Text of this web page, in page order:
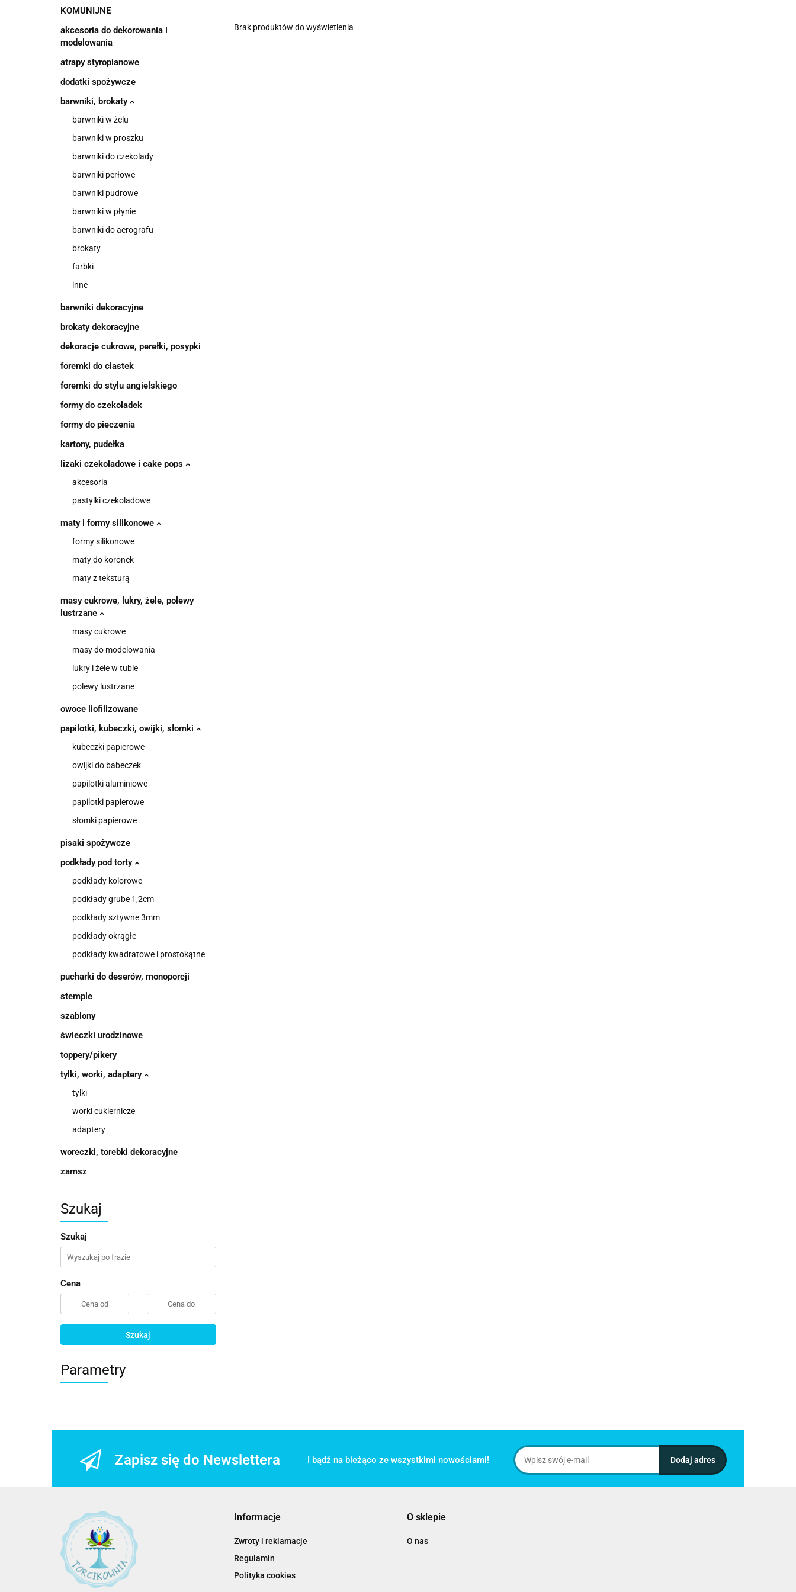
KOMUNIJNE
akcesoria do dekorowania i
modelowania
atrapy styropianowe
dodatki spożywcze
barwniki, brokaty
barwniki w żelu
barwniki w proszku
barwniki do czekolady
barwniki perłowe
barwniki pudrowe
barwniki w płynie
barwniki do aerografu
brokaty
farbki
inne
barwniki dekoracyjne
brokaty dekoracyjne
dekoracje cukrowe, perełki, posypki
foremki do ciastek
foremki do stylu angielskiego
formy do czekoladek
formy do pieczenia
kartony, pudełka
lizaki czekoladowe i cake pops
akcesoria
pastylki czekoladowe
maty i formy silikonowe
formy silikonowe
maty do koronek
maty z teksturą
masy cukrowe, lukry, żele, polewy
lustrzane
masy cukrowe
masy do modelowania
lukry i żele w tubie
polewy lustrzane
owoce liofilizowane
papilotki, kubeczki, owijki, słomki
kubeczki papierowe
owijki do babeczek
papilotki aluminiowe
papilotki papierowe
słomki papierowe
pisaki spożywcze
podkłady pod torty
podkłady kolorowe
podkłady grube 1,2cm
podkłady sztywne 3mm
podkłady okrągłe
podkłady kwadratowe i prostokątne
pucharki do deserów, monoporcji
stemple
szablony
świeczki urodzinowe
toppery/pikery
tylki, worki, adaptery
tylki
worki cukiernicze
adaptery
woreczki, torebki dekoracyjne
zamsz
Szukaj
Szukaj
Cena
Szukaj
Parametry
Brak produktów do wyświetlenia
Zapisz się do Newslettera I bądź na bieżąco ze wszystkimi nowościami!
Informacje
Zwroty i reklamacje
Regulamin
Polityka cookies
O sklepie
O nas